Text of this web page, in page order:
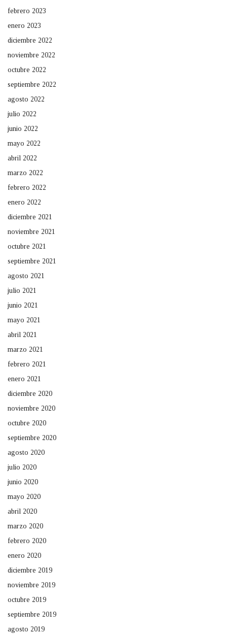
febrero 2023
enero 2023
diciembre 2022
noviembre 2022
octubre 2022
septiembre 2022
agosto 2022
julio 2022
junio 2022
mayo 2022
abril 2022
marzo 2022
febrero 2022
enero 2022
diciembre 2021
noviembre 2021
octubre 2021
septiembre 2021
agosto 2021
julio 2021
junio 2021
mayo 2021
abril 2021
marzo 2021
febrero 2021
enero 2021
diciembre 2020
noviembre 2020
octubre 2020
septiembre 2020
agosto 2020
julio 2020
junio 2020
mayo 2020
abril 2020
marzo 2020
febrero 2020
enero 2020
diciembre 2019
noviembre 2019
octubre 2019
septiembre 2019
agosto 2019